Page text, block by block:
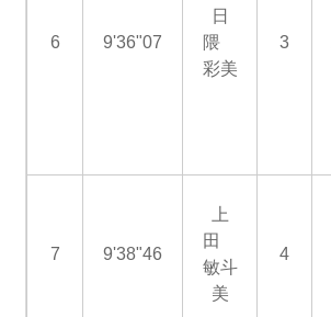
6 9'36"07
日
隈
彩美
3
7 9'38"46
上
田
敏斗
美
4